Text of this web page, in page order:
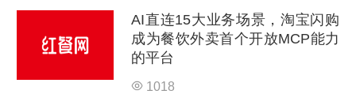
AI直连15大业务场景，淘宝闪购
成为餐饮外卖首个开放MCP能力
的平台
1018